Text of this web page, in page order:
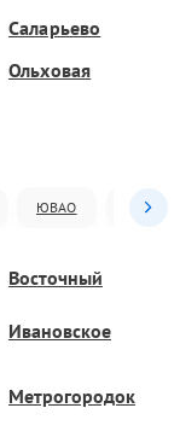
Саларьево
Ольховая
ЮВАО ЮАО
Восточный
Ивановское
Метрогородок